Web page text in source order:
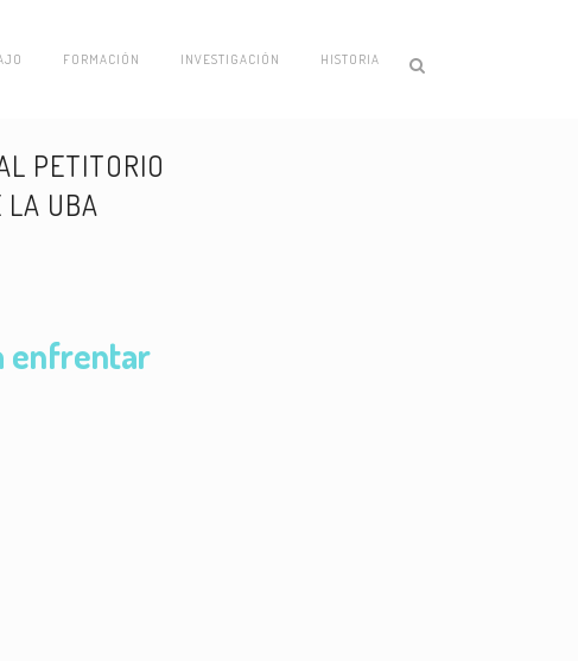
FORMACIÓN INVESTIGACIÓN HISTORIA
PETITORIO
LA UBA
enfrentar